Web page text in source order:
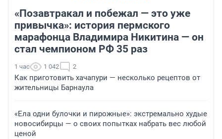
«Позавтракал и побежал — это уже
привычка»: история пермского
марафонца Владимира Никитина — он
стал чемпионом РФ 35 раз
1 час 1 042 2
Как приготовить хачапури — несколько рецептов от
жительницы Барнаула
«Ела одни булочки и пирожные»: экстремально худые
новосибирцы — о своих попытках набрать вес любой
ценой